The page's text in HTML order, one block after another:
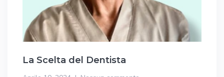
La Scelta del Dentista